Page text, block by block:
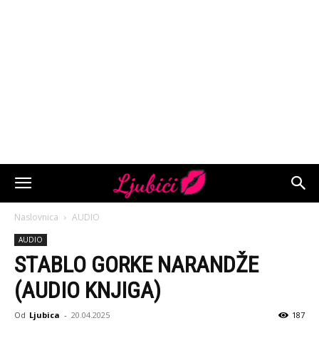
Naslovnica AUDIO
AUDIO
STABLO GORKE NARANDŽE
(AUDIO KNJIGA)
Od Ljubica - 20.04.2025 187